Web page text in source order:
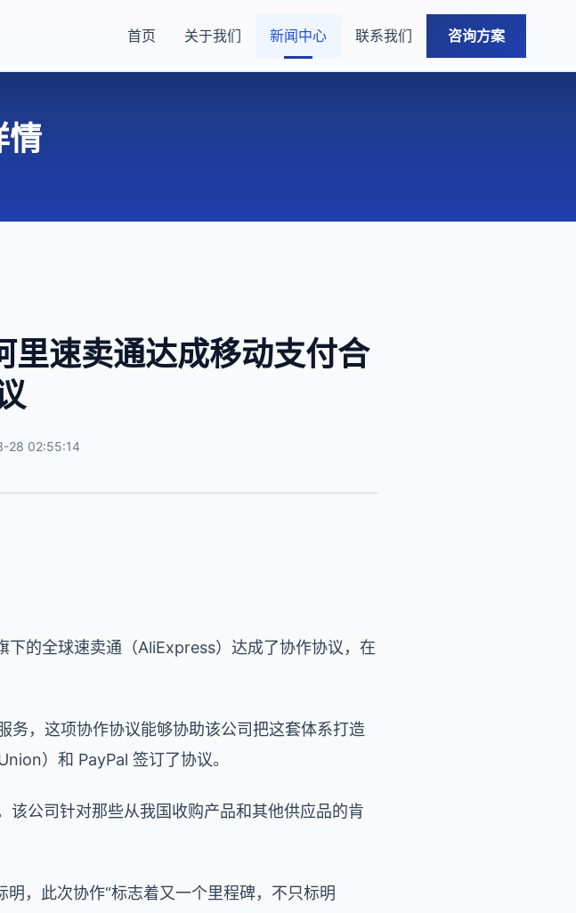
首页 关于我们 新闻中心 联系我们 咨询方案
情
速卖通达成移动支付合
28 02:55:14
的全球速卖通（AliExpress）达成了协作协议，在
，这项协作协议能够协助该公司把这套体系打造
）和 PayPal 签订了协议。
公司针对那些从我国收购产品和其他供应品的肯
，此次协作“标志着又一个里程碑，不只标明